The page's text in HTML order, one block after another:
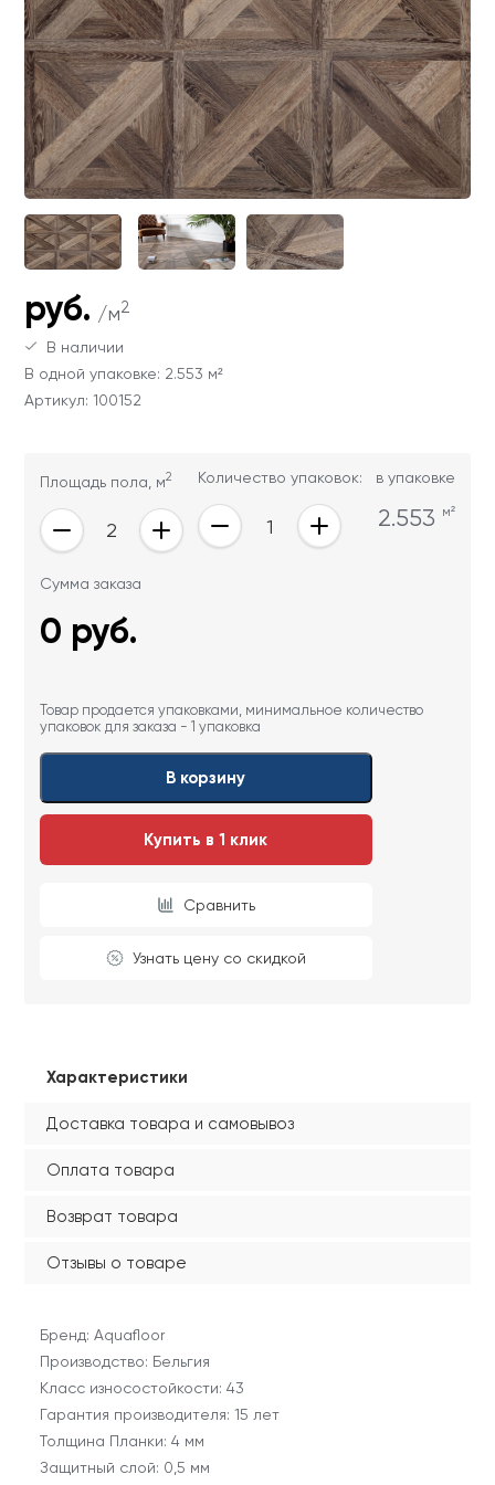
ОТПРАВИТЬ
Ваши данные не будут переданы третьим
лицам
Ваши данные не будут переданы третьим
лицам
Ваши данные не будут переданы третьим
лицам
руб. /м2
В наличии
В одной упаковке: 2.553 м²
Артикул: 100152
Площадь пола, м2 Количество упаковок: в упаковке
2.553 м²
Сумма заказа
0 руб.
Товар продается упаковками, минимальное количество
упаковок для заказа - 1 упаковка
В корзину
Купить в 1 клик
Сравнить
Узнать цену со скидкой
Характеристики
Доставка товара и самовывоз
Оплата товара
Возврат товара
Отзывы о товаре
Бренд: Aquafloor
Производство: Бельгия
Класс износостойкости: 43
Гарантия производителя: 15 лет
Толщина Планки: 4 мм
Защитный слой: 0,5 мм